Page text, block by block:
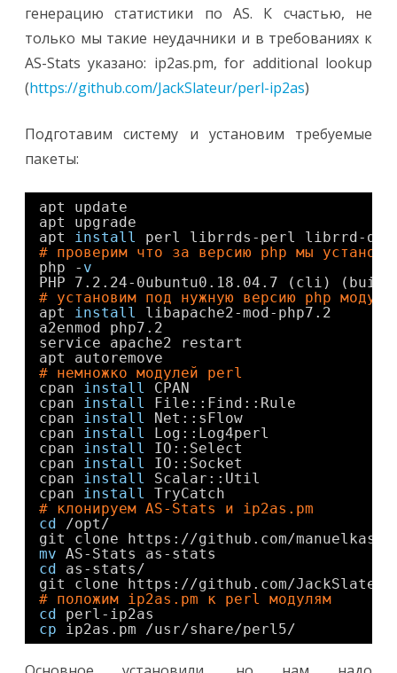
генерацию статистики по AS. К счастью, не
только мы такие неудачники и в требованиях к
AS-Stats указано: ip2as.pm, for additional lookup
(https://github.com/JackSlateur/perl-ip2as)
Подготавим систему и установим требуемые
пакеты:
apt update
apt upgrade
apt install
perl librrds-perl librrd-dev
# проверим что за версию php мы
php - v
PHP 7.2.24-0ubuntu0.18.04.7 (cli)
# установим под нужную версию php
apt install
libapache2-mod-php7.2
a2enmod php7.2
service apache2 restart
apt autoremove
# немножко модулей perl
cpan install
CPAN
cpan install
File::Find::Rule
cpan install
Net::sFlow
cpan install
Log::Log4perl
cpan install
IO::Select
cpan install
IO::Socket
cpan install
Scalar::Util
cpan install
TryCatch
# клонируем AS-Stats и ip2as.pm
cd
/opt/
git clone https: //github .com/
mv AS-Stats as-stats
cd
as-stats/
git clone https: //github .com/
# положим ip2as.pm к perl модулям
cd
perl-ip2as
cp
ip2as.pm /usr/share/perl5/